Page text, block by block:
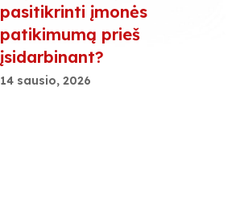
pasitikrinti įmonės
patikimumą prieš
įsidarbinant?
14 sausio, 2026